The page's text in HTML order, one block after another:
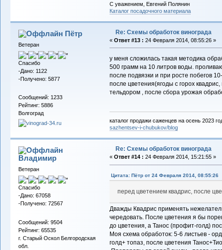
С уважением, Евгений Полянин
Каталог посадочного материала
Пётр
Ветеран
Спасибо
-Дано: 1122
-Получено: 5877
Сообщений: 1233
Рейтинг: 5886
Волгоград
Re: Схемы обработок винограда
« Ответ #13 : 24 Февраля 2014, 08:55:26 »
у меня сложилась такая методика
500 грамм на 10 литров воды.
после подвязки и при росте побегов
после цветения(ягоды с горох
тельдором , после сбора урожая
каталог продажи саженцев на осень 2023
sazhentsev-i-chubukov/blog
Владимиp
Ветеран
Спасибо
-Дано: 67058
-Получено: 72567
Сообщений: 9504
Рейтинг: 65535
г. Старый Оскол Белгородская
обл.
Re: Схемы обработок винограда
« Ответ #14 : 24 Февраля 2014, 15:21:55 »
Цитата: Пётр от 24 Февраля 2014, 08:55:26
перед цветением квадрис, после
Дважды Квадрис применять
чередовать. После цветения я бы
до цветения, а Танос (профит-голд)
Моя схема обработок: 5-6 листьев -
голд+ топаз, после цветения